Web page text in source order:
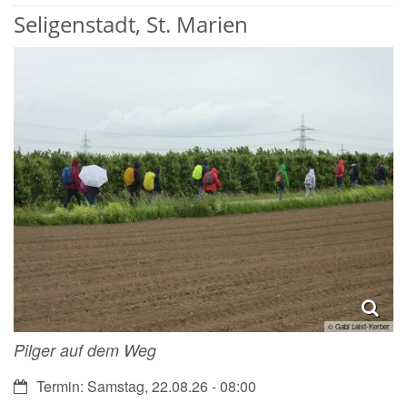
Seligenstadt, St. Marien
© Gabi Laist-Kerber
Pilger auf dem Weg
Datum:Termin: Samstag, 22.08.26 - 08:00